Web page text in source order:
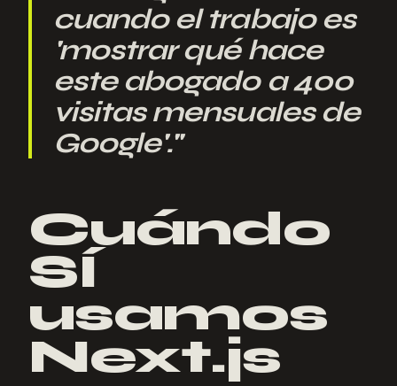
cuando el trabajo es
'mostrar qué hace
este abogado a 400
visitas mensuales de
Google'."
Cuándo
SÍ
usamos
Next.js